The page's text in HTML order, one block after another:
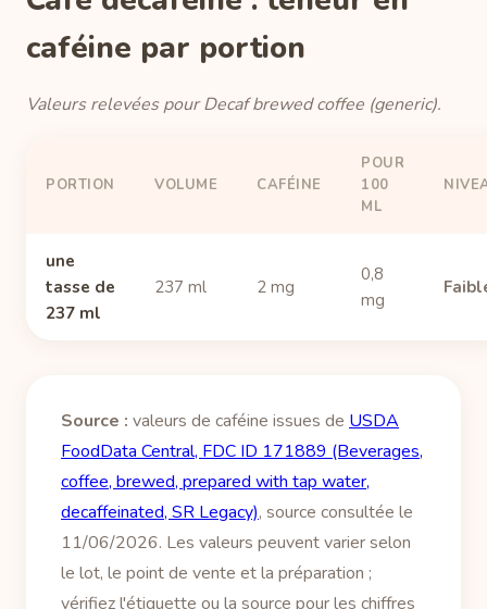
caféine par portion
Valeurs relevées pour Decaf brewed coffee (generic).
PORTION VOLUME CAFÉINE
POUR
100
ML
une
tasse de
237 ml
237 ml 2 mg
0,8
mg
Source : valeurs de caféine issues de USDA
FoodData Central, FDC ID 171889 (Beverages,
coffee, brewed, prepared with tap water,
decaffeinated, SR Legacy), source consultée le
11/06/2026. Les valeurs peuvent varier selon
le lot, le point de vente et la préparation ;
vérifiez l'étiquette ou la source pour les chiffres